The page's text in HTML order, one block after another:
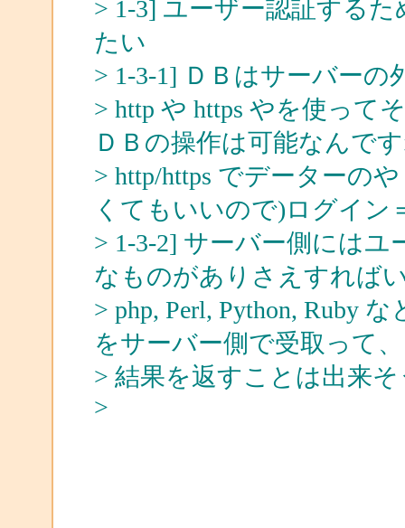
> 1-3] ユーザー認証する
たい
> 1-3-1] ＤＢはサーバー
> http や https やを使って
ＤＢの操作は可能なんで
> http/https でデーターの
くてもいいので)ログイン
> 1-3-2] サーバー側には
なものがありさえすれば
> php, Perl, Python, Ruby
をサーバー側で受取って
> 結果を返すことは出来
>